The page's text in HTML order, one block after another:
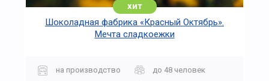
хит
Шоколадная фабрика «Красный Октябрь».
Мечта сладкоежки
на производство
до 48 человек